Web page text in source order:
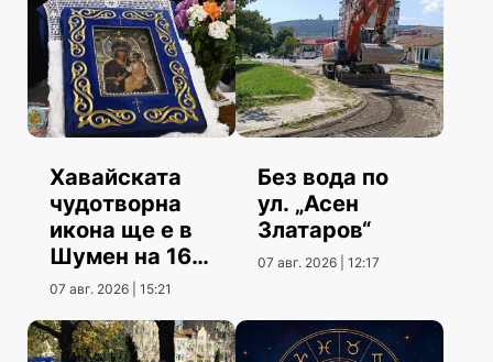
Хавайската
чудотворна
икона ще е в
Шумен на 16
август
07 авг. 2026 | 15:21
Без вода по
ул. „Асен
Златаров“
07 авг. 2026 | 12:17